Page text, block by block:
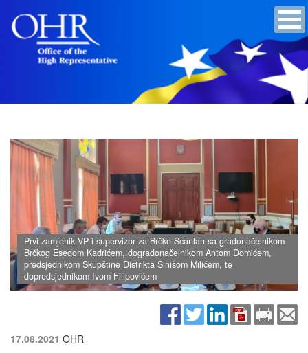
Prvi zamjenik VP i supervizor za Brčko Scanlan sa gradonačelnikom
Brčkog Esedom Kadrićem, dogradonačelnikom Antom Domićem,
predsjednikom Skupštine Distrikta Sinišom Milićem, te
dopredsjednikom Ivom Filipovićem
17.08.2021 OHR